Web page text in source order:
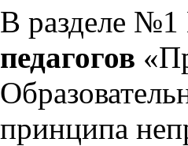
В разделе №1
педагогов
принципа